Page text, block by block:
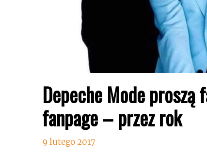
Depeche Mode
fanpage – przez rok
9 lutego 2017